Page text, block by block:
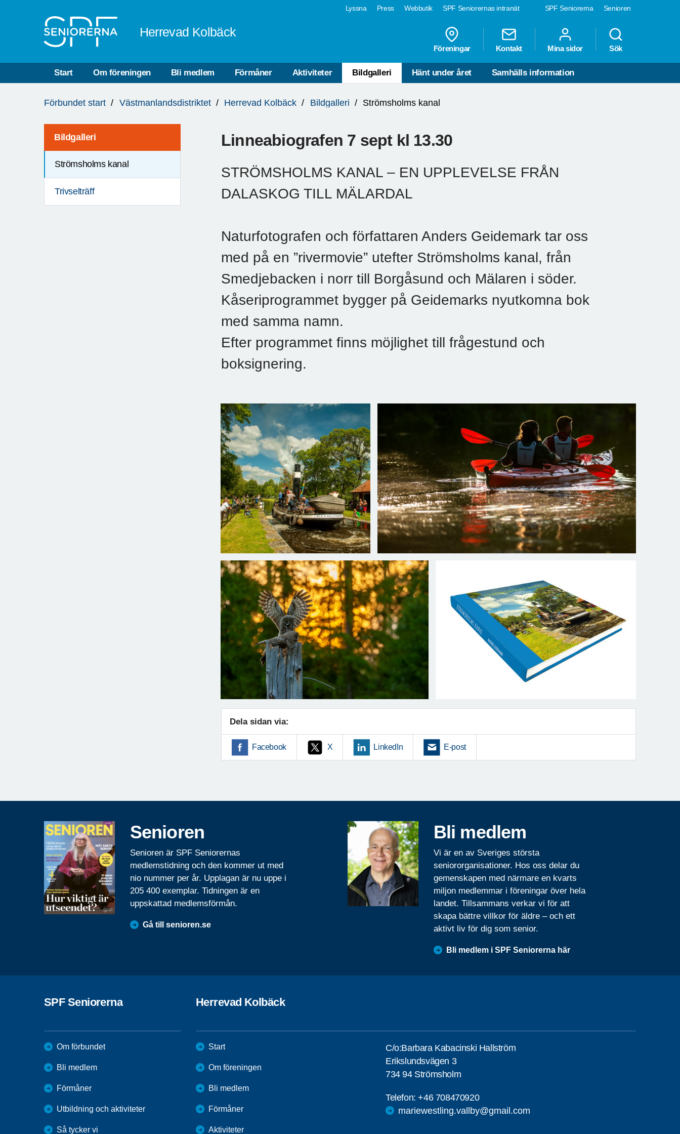
SPF Seniorerna Senioren
Lyssna Press Webbutik SPF Seniorernas intranät
Herrevad Kolbäck
Föreningar Kontakt Mina sidor Sök
Start Om föreningen Bli medlem Förmåner Aktiviteter Bildgalleri Hänt under året Samhälls information
är
Förbundet start Västmanlandsdistriktet Herrevad Kolbäck Bildgalleri Strömsholms kanal
Bildgalleri
Strömsholms kanal
Trivselträff
Linneabiografen 7 sept kl 13.30
STRÖMSHOLMS KANAL – EN UPPLEVELSE FRÅN
DALASKOG TILL MÄLARDAL
Naturfotografen och författaren Anders Geidemark tar oss
med på en ”rivermovie” utefter Strömsholms kanal, från
Smedjebacken i norr till Borgåsund och Mälaren i söder.
Kåseriprogrammet bygger på Geidemarks nyutkomna bok
med samma namn.
Efter programmet finns möjlighet till frågestund och
boksignering.
Dela sidan via:
Facebook X LinkedIn E-post
Senioren
Senioren är SPF Seniorernas
medlemstidning och den kommer ut med
nio nummer per år. Upplagan är nu uppe i
205 400 exemplar. Tidningen är en
uppskattad medlemsförmån.
Gå till senioren.se
Bli medlem
Vi är en av Sveriges största
seniororganisationer. Hos oss delar du
gemenskapen med närmare en kvarts
miljon medlemmar i föreningar över hela
landet. Tillsammans verkar vi för att
skapa bättre villkor för äldre – och ett
aktivt liv för dig som senior.
Bli medlem i SPF Seniorerna här
SPF Seniorerna
Om förbundet
Bli medlem
Förmåner
Utbildning och aktiviteter
Så tycker vi
Herrevad Kolbäck
Start
Om föreningen
Bli medlem
Förmåner
Aktiviteter
C/o:Barbara Kabacinski Hallström
Erikslundsvägen 3
734 94 Strömsholm
Telefon:+46 708470920
mariewestling.vallby@gmail.com